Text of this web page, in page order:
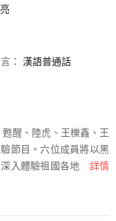
： 漢語普通話
醒、陸虎、王櫟鑫、王
節目。六位成員將以黑
入體驗祖國各地文化特
詳情